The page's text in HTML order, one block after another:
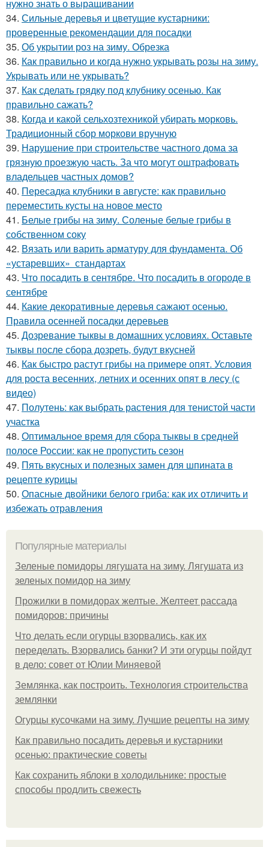
нужно знать о выращивании
34. Сильные деревья и цветущие кустарники:
проверенные рекомендации для посадки
35. Об укрытии роз на зиму. Обрезка
36. Как правильно и когда нужно укрывать розы на зиму.
Укрывать или не укрывать?
37. Как сделать грядку под клубнику осенью. Как
правильно сажать?
38. Когда и какой сельхозтехникой убирать морковь.
Традиционный сбор моркови вручную
39. Нарушение при строительстве частного дома за
грязную проезжую часть. За что могут оштрафовать
владельцев частных домов?
40. Пересадка клубники в августе: как правильно
переместить кусты на новое место
41. Белые грибы на зиму. Соленые белые грибы в
собственном соку
42. Вязать или варить арматуру для фундамента. Об
«устаревших» стандартах
43. Что посадить в сентябре. Что посадить в огороде в
сентябре
44. Какие декоративные деревья сажают осенью.
Правила осенней посадки деревьев
45. Дозревание тыквы в домашних условиях. Оставьте
тыквы после сбора дозреть, будут вкусней
46. Как быстро растут грибы на примере опят. Условия
для роста весенних, летних и осенних опят в лесу (с
видео)
47. Полутень: как выбрать растения для тенистой части
участка
48. Оптимальное время для сбора тыквы в средней
полосе России: как не пропустить сезон
49. Пять вкусных и полезных замен для шпината в
рецепте курицы
50. Опасные двойники белого гриба: как их отличить и
избежать отравления
Популярные материалы
Зеленые помидоры лягушата на зиму. Лягушата из
зеленых помидор на зиму
Прожилки в помидорах желтые. Желтеет рассада
помидоров: причины
Что делать если огурцы взорвались, как их
переделать. Взорвались банки? И эти огурцы пойдут
в дело: совет от Юлии Миняевой
Землянка, как построить. Технология строительства
землянки
Огурцы кусочками на зиму. Лучшие рецепты на зиму
Как правильно посадить деревья и кустарники
осенью: практические советы
Как сохранить яблоки в холодильнике: простые
способы продлить свежесть